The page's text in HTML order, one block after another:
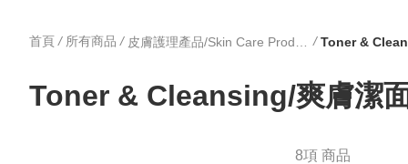
首頁 / 所有商品 / / Toner &
Toner & Cleansing/爽膚潔
8項 商品